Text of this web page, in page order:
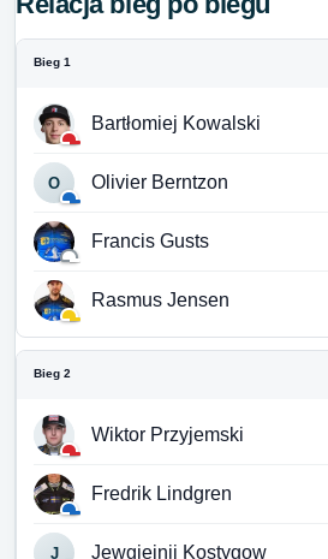
Bieg 1
Bartłomiej Kowalski
O Olivier Berntzon
Francis Gusts
Rasmus Jensen
Bieg 2
Wiktor Przyjemski
Fredrik Lindgren
J Jewgiejnij Kostygow